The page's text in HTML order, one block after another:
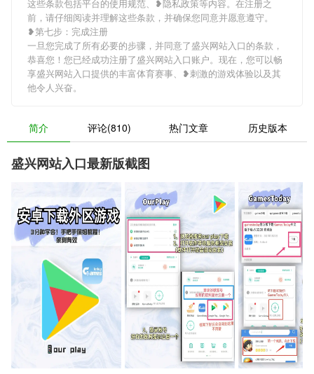
这些条款包括平台的使用规范、❥隐私政策等内容。在注册之
前，请仔细阅读并理解这些条款，并确保您同意并愿意遵守。
❥第七步：完成注册
一旦您完成了所有必要的步骤，并同意了盛兴网站入口的条款，
恭喜您！您已经成功注册了盛兴网站入口账户。现在，您可以畅
享盛兴网站入口提供的丰富体育赛事、❥刺激的游戏体验以及其
他令人兴奋。
简介 评论(810) 热门文章 历史版本
盛兴网站入口最新版截图